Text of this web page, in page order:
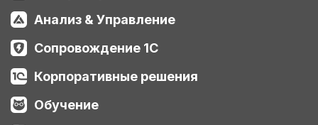
Анализ & Управление
Сопровождение 1С
Корпоративные решения
Обучение